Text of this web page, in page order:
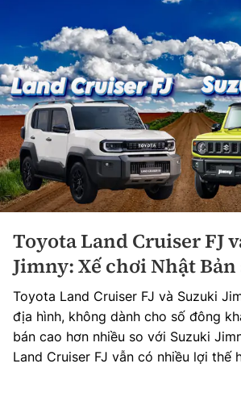
Toyota Land Cruiser FJ
Jimny: Xế chơi Nhật Bản
Toyota Land Cruiser FJ và Suzuki
địa hình, không dành cho số đông
bán cao hơn nhiều so với Suzuki
Land Cruiser FJ vẫn có nhiều lợi thế